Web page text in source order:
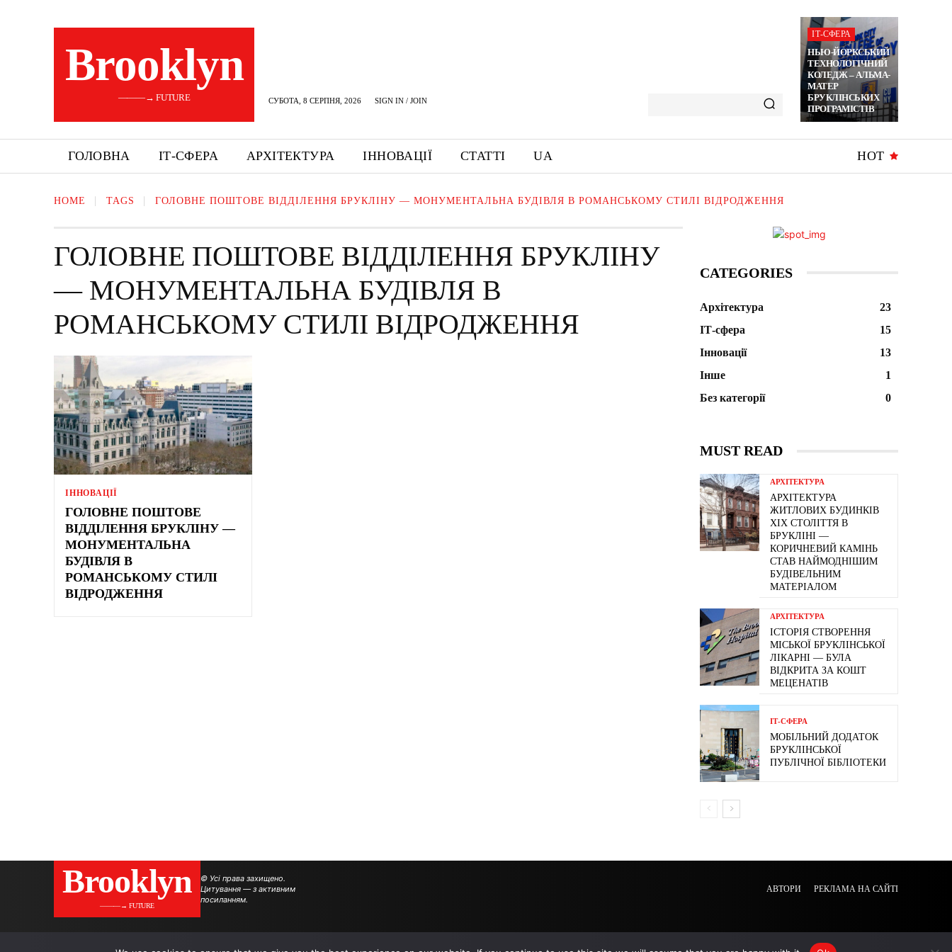
Brooklyn
———→ FUTURE СУБОТА, 8 СЕРПНЯ, 2026 SIGN IN / JOIN
ІТ-СФЕРА
НЬЮ-ЙОРКСЬКИЙ
ТЕХНОЛОГІЧНИЙ
КОЛЕДЖ – АЛЬМА-
МАТЕР
БРУКЛІНСЬКИХ
ПРОГРАМІСТІВ
ГОЛОВНА ІТ-СФЕРА АРХІТЕКТУРА ІННОВАЦІЇ СТАТТІ UA HOT
HOME TAGS ГОЛОВНЕ ПОШТОВЕ ВІДДІЛЕННЯ БРУКЛІНУ — МОНУМЕНТАЛЬНА БУДІВЛЯ В РОМАНСЬКОМУ СТИЛІ ВІДРОДЖЕННЯ
ГОЛОВНЕ ПОШТОВЕ ВІДДІЛЕННЯ БРУКЛІНУ
— МОНУМЕНТАЛЬНА БУДІВЛЯ В
РОМАНСЬКОМУ СТИЛІ ВІДРОДЖЕННЯ
ІННОВАЦІЇ
ГОЛОВНЕ ПОШТОВЕ
ВІДДІЛЕННЯ БРУКЛІНУ —
МОНУМЕНТАЛЬНА
БУДІВЛЯ В
РОМАНСЬКОМУ СТИЛІ
ВІДРОДЖЕННЯ
CATEGORIES
Архітектура
23
ІТ-сфера
15
Інновації
13
Інше
1
Без категорії
0
MUST READ
АРХІТЕКТУРА
АРХІТЕКТУРА
ЖИТЛОВИХ БУДИНКІВ
ХІХ СТОЛІТТЯ В
БРУКЛІНІ —
КОРИЧНЕВИЙ КАМІНЬ
СТАВ НАЙМОДНІШИМ
БУДІВЕЛЬНИМ
МАТЕРІАЛОМ
АРХІТЕКТУРА
ІСТОРІЯ СТВОРЕННЯ
МІСЬКОЇ БРУКЛІНСЬКОЇ
ЛІКАРНІ — БУЛА
ВІДКРИТА ЗА КОШТ
МЕЦЕНАТІВ
ІТ-СФЕРА
МОБІЛЬНИЙ ДОДАТОК
БРУКЛІНСЬКОЇ
ПУБЛІЧНОЇ БІБЛІОТЕКИ
Brooklyn
———→ FUTURE
© Усі права захищено.
Цитування — з активним
посиланням.
АВТОРИ РЕКЛАМА НА САЙТІ